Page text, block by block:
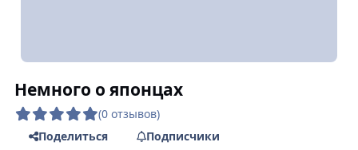
Немного о японцах
(0 отзывов)
Поделиться
Подписчики